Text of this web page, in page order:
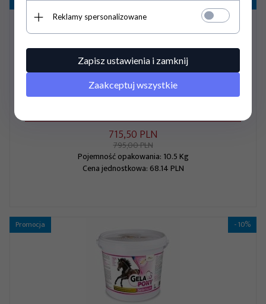
Suplement mineralno-kolagenowy dla źrebiąt, młodych koni i
715,50 PLN
795,00 PLN
Pojemność opakowania: 10.5 Kg
Cena jednostkowa: 68.14 PLN
Promocja - 10%
Reklamy spersonalizowane
Zapisz ustawienia i zamknij
Zaakceptuj wszystkie